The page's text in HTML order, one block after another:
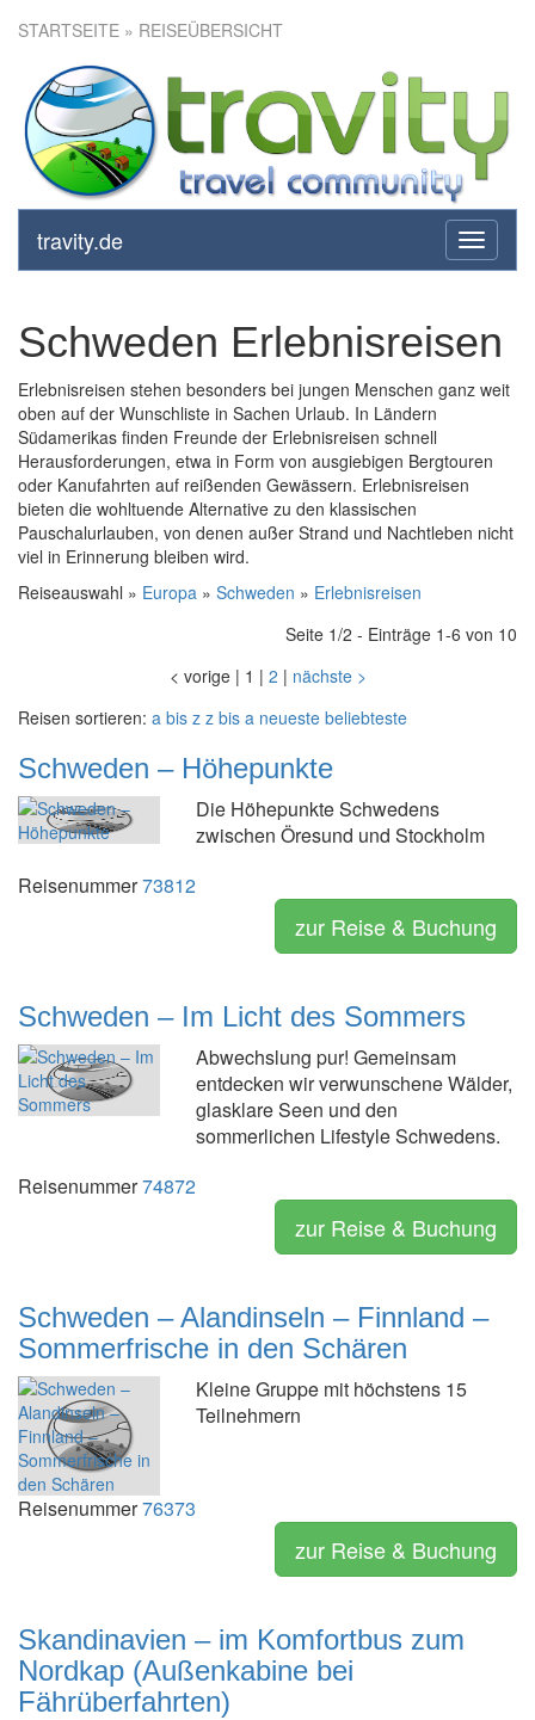
STARTSEITE » REISEÜBERSICHT
toggle
travity.de
Schweden Erlebnisreisen
Erlebnisreisen stehen besonders bei jungen Menschen ganz weit
oben auf der Wunschliste in Sachen Urlaub. In Ländern
Südamerikas finden Freunde der Erlebnisreisen schnell
Herausforderungen, etwa in Form von ausgiebigen Bergtouren
oder Kanufahrten auf reißenden Gewässern. Erlebnisreisen
bieten die wohltuende Alternative zu den klassischen
Pauschalurlauben, von denen außer Strand und Nachtleben nicht
viel in Erinnerung bleiben wird.
Reiseauswahl » Europa » Schweden » Erlebnisreisen
Seite 1/2 - Einträge 1-6 von 10
< vorige | 1 | 2 | nächste >
Reisen sortieren: a bis z z bis a neueste beliebteste
Schweden – Höhepunkte
Die Höhepunkte Schwedens
zwischen Öresund und Stockholm
Reisenummer73812
zur Reise & Buchung
Schweden – Im Licht des Sommers
Abwechslung pur! Gemeinsam
entdecken wir verwunschene Wälder,
glasklare Seen und den
sommerlichen Lifestyle Schwedens.
Reisenummer74872
zur Reise & Buchung
Schweden – Alandinseln – Finnland –
Sommerfrische in den Schären
Kleine Gruppe mit höchstens 15
Teilnehmern
Reisenummer76373
zur Reise & Buchung
Skandinavien – im Komfortbus zum
Nordkap (Außenkabine bei
Fährüberfahrten)